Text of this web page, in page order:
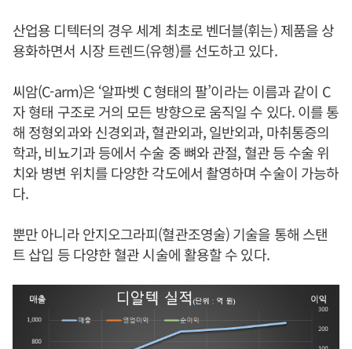
산업용 디텍터의 경우 세계 최초로 벤더블(휘는) 제품을 상
용화하면서 시장 트렌드(유행)를 선도하고 있다.
씨암(C-arm)은 ‘알파벳 C 형태의 팔’이라는 이름과 같이 C
자 형태 구조로 거의 모든 방향으로 움직일 수 있다. 이를 통
해 정형외과와 신경외과, 혈관외과, 일반외과, 마취통증의
학과, 비뇨기과 등에서 수술 중 뼈와 관절, 혈관 등 수술 위
치와 병변 위치를 다양한 각도에서 촬영하며 수술이 가능하
다.
뿐만 아니라 안지오그라피(혈관조영술) 기술을 통해 스탠
트 삽입 등 다양한 혈관 시술에 활용할 수 있다.